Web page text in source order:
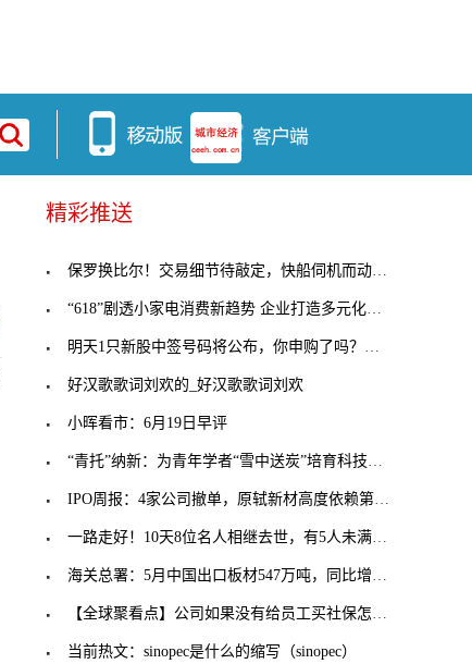
精彩推送
保罗换比尔！交易细节待敲定，快船伺机而动，火箭或
“618”剧透小家电消费新趋势 企业打造多元化产品
明天1只新股中签号码将公布，你申购了吗？（6月20日
好汉歌歌词刘欢的_好汉歌歌词刘欢
小晖看市：6月19日早评
“青托”纳新：为青年学者“雪中送炭”培育科技后备
IPO周报：4家公司撤单，原轼新材高度依赖第一大客户
一路走好！10天8位名人相继去世，有5人未满40岁，最
海关总署：5月中国出口板材547万吨，同比增0.7%|每
【全球聚看点】公司如果没有给员工买社保怎么办_公
当前热文：sinopec是什么的缩写（sinopec）